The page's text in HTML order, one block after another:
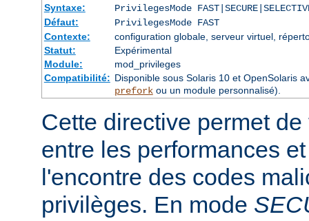
Syntaxe:
PrivilegesMode
Défaut:
PrivilegesMode FAST
Contexte:
configuration globale, serveur virtuel,
Statut:
Expérimental
Module:
mod_privileges
Compatibilité: Disponible sous Solaris 10 et OpenSolaris
preforkou un module personnalisé).
Cette directive permet
entre les performances
l'encontre des codes
privilèges. En mode